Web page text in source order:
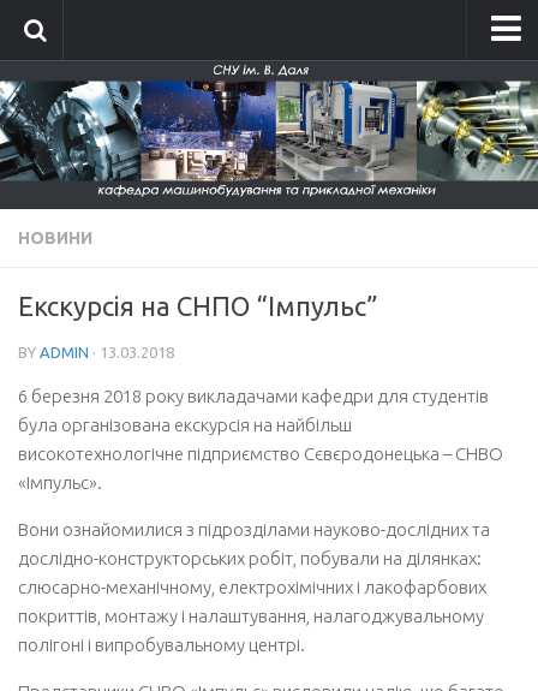
Головна
Про кафедру
Історія кафедри
Склад кафедри
Положення про кафедру
Фотографії 2015-2016
Фотографії 2017-2018
Фото кафедри 2021-2026
Сертифікати про акредитацію
Освітні програми
НОВИНИ
Екскурсія на СНПО “Імпульс”
BY ADMIN · 13.03.2018
6 березня 2018 року викладачами кафедри для студентів
була організована екскурсія на найбільш
високотехнологічне підприємство Сєвєродонецька – СНВО
«Імпульс».
Вони ознайомилися з підрозділами науково-дослідних та
дослідно-конструкторських робіт, побували на ділянках:
слюсарно-механічному, електрохімічних і лакофарбових
покриттів, монтажу і налаштування, налагоджувальному
полігоні і випробувальному центрі.